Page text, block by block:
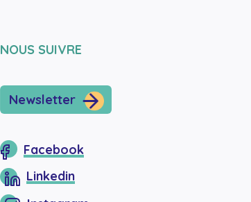
NOUS SUIVRE
Newsletter
Facebook
Linkedin